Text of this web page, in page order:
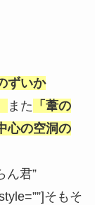
ずいか
また 「葦の
心の空洞の
ん君”
そもそ